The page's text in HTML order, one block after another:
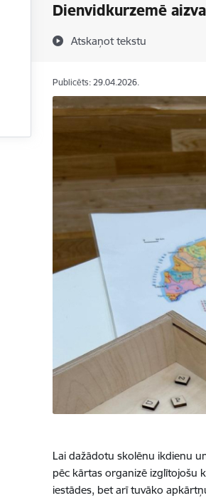
Dienvidkurzemē
Atskaņot tekstu
Publicēts: 29.04.2026.
Lai dažādotu skolēnu ikdienu
pēc kārtas organizē izglītojošu
iestādes, bet arī tuvāko